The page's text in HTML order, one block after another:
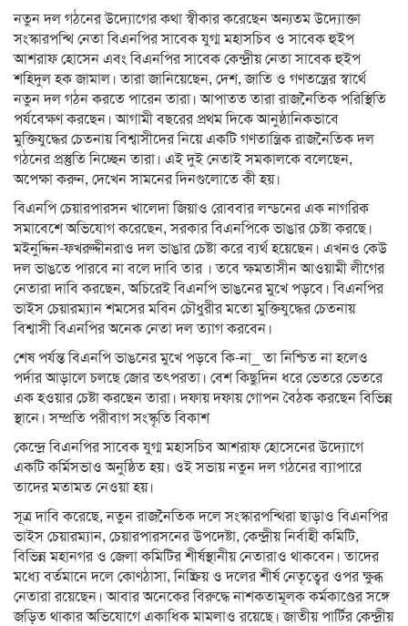
নতুন দল গঠনের উদ্যোগের কথা স্বীকার করেছেন অন্যতম উদ্যোক্তা
সংস্কারপন্থি নেতা বিএনপির সাবেক যুগ্ম মহাসচিব ও সাবেক হুইপ
আশরাফ হোসেন এবং বিএনপির সাবেক কেন্দ্রীয় নেতা সাবেক হুইপ
শহিদুল হক জামাল। তারা জানিয়েছেন, দেশ, জাতি ও গণতন্ত্রের স্বার্থে
নতুন দল গঠন করতে পারেন তারা। আপাতত তারা রাজনৈতিক পরিস্থিতি
পর্যবেক্ষণ করছেন। আগামী বছরের প্রথম দিকে আনুষ্ঠানিকভাবে
মুক্তিযুদ্ধের চেতনায় বিশ্বাসীদের নিয়ে একটি গণতান্ত্রিক রাজনৈতিক দল
গঠনের প্রস্তুতি নিচ্ছেন তারা। এই দুই নেতাই সমকালকে বলেছেন,
অপেক্ষা করুন, দেখেন সামনের দিনগুলোতে কী হয়।
বিএনপি চেয়ারপারসন খালেদা জিয়াও রোববার লন্ডনের এক নাগরিক
সমাবেশে অভিযোগ করেছেন, সরকার বিএনপিকে ভাঙার চেষ্টা করছে।
মইনুদ্দিন-ফখরুদ্দীনরাও দল ভাঙার চেষ্টা করে ব্যর্থ হয়েছেন। এখনও কেউ
দল ভাঙতে পারবে না বলে দাবি তার । তবে ক্ষমতাসীন আওয়ামী লীগের
নেতারা দাবি করছেন, অচিরেই বিএনপি ভাঙনের মুখে পড়বে। বিএনপির
ভাইস চেয়ারম্যান শমসের মবিন চৌধুরীর মতো মুক্তিযুদ্ধের চেতনায়
বিশ্বাসী বিএনপির অনেক নেতা দল ত্যাগ করবেন।
শেষ পর্যন্ত বিএনপি ভাঙনের মুখে পড়বে কি-না_ তা নিশ্চিত না হলেও
পর্দার আড়ালে চলছে জোর তৎপরতা। বেশ কিছুদিন ধরে ভেতরে ভেতরে
এক হওয়ার চেষ্টা করছেন তারা। দফায় দফায় গোপন বৈঠক করছেন বিভিন্ন
স্থানে। সম্প্রতি পরীবাগ সংস্কৃতি বিকাশ
কেন্দ্রে বিএনপির সাবেক যুগ্ম মহাসচিব আশরাফ হোসেনের উদ্যোগে
একটি কর্মিসভাও অনুষ্ঠিত হয়। ওই সভায় নতুন দল গঠনের ব্যাপারে
তাদের মতামত নেওয়া হয়।
সূত্র দাবি করেছে, নতুন রাজনৈতিক দলে সংস্কারপন্থিরা ছাড়াও বিএনপির
ভাইস চেয়ারম্যান, চেয়ারপারসনের উপদেষ্টা, কেন্দ্রীয় নির্বাহী কমিটি,
বিভিন্ন মহানগর ও জেলা কমিটির শীর্ষস্থানীয় নেতারাও থাকবেন। তাদের
মধ্যে বর্তমানে দলে কোণঠাসা, নিষ্ক্রিয় ও দলের শীর্ষ নেতৃত্বের ওপর ক্ষুব্ধ
নেতারা রয়েছেন। আবার অনেকের বিরুদ্ধে নাশকতামূলক কর্মকাণ্ডের সঙ্গে
জড়িত থাকার অভিযোগে একাধিক মামলাও রয়েছে। জাতীয় পার্টির কেন্দ্রীয়